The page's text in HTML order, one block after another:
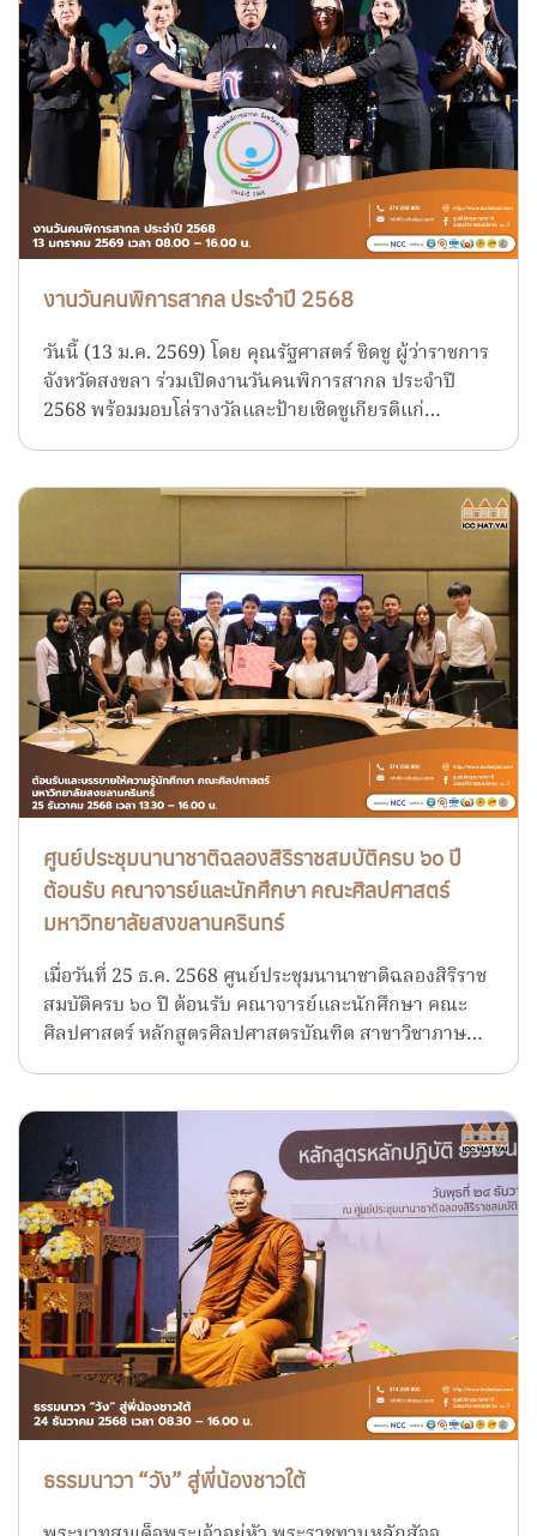
งานวันคนพิการสากล ประจำปี 2568
วันนี้ (13 ม.ค. 2569) โดย คุณรัฐศาสตร์ ชิดชู ผู้ว่าราชการ
จังหวัดสงขลา ร่วมเปิดงานวันคนพิการสากล ประจำปี
2568 พร้อมมอบโล่รางวัลและป้ายเชิดชูเกียรติแก่…
ศูนย์ประชุมนานาชาติฉลองสิริราชสมบัติครบ ๖๐ ปี
ต้อนรับ คณาจารย์และนักศึกษา คณะศิลปศาสตร์
มหาวิทยาลัยสงขลานครินทร์
เมื่อวันที่ 25 ธ.ค. 2568 ศูนย์ประชุมนานาชาติฉลองสิริราช
สมบัติครบ ๖๐ ปี ต้อนรับ คณาจารย์และนักศึกษา คณะ
ศิลปศาสตร์ หลักสูตรศิลปศาสตรบัณฑิต สาขาวิชาภาษ…
ธรรมนาวา “วัง” สู่พี่น้องชาวใต้